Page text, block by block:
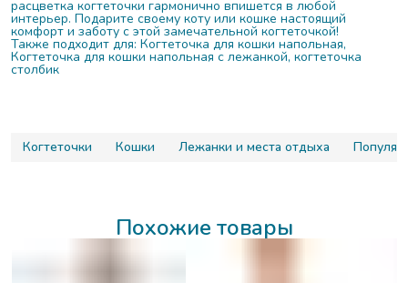
расцветка когтеточки гармонично впишется в любой
интерьер. Подарите своему коту или кошке настоящий
комфорт и заботу с этой замечательной когтеточкой!
Также подходит для: Когтеточка для кошки напольная,
Когтеточка для кошки напольная с лежанкой, когтеточка
столбик
Когтеточки Кошки Лежанки и места отдыха
Похожие товары